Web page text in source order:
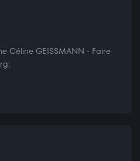
Céline GEISSMANN - Faire